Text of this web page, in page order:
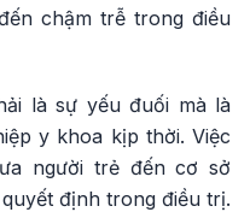
chậm trễ trong điều
là sự yếu đuối mà là
y khoa kịp thời. Việc
người trẻ đến cơ sở
định trong điều trị.